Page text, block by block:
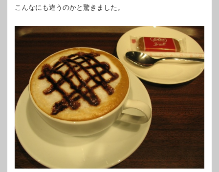
こんなにも違うのかと驚きました。